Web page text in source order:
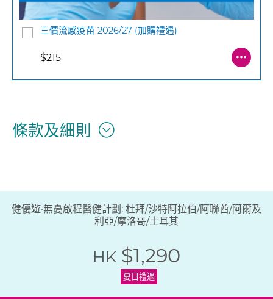
三價流感疫苗 2026/27 (加購禮遇)
$215
條款及細則
健優遊·無憂啟程醫健計劃: 杜拜/沙特阿拉伯/阿聯酋/阿爾及
利亞/摩洛哥/土耳其
HK $1,290
夏日禮遇